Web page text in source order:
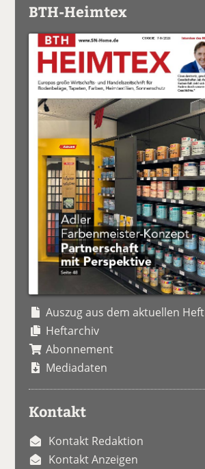
BTH-Heimtex
Auszug aus dem aktuellen Heft
Heftarchiv
Abonnement
Mediadaten
Kontakt
Kontakt Redaktion
Kontakt Anzeigen